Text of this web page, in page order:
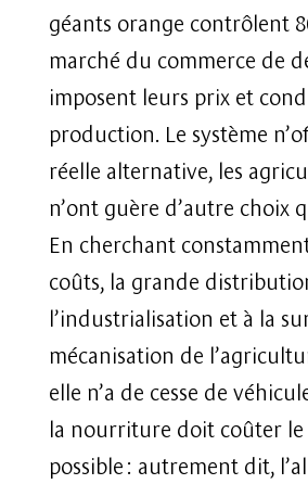
géants orange contrôlent
marché du commerce de
imposent leurs prix et
production. Le système
réelle alternative, les
n’ont guère d’autre choix
En cherchant
coûts, la grande
l’industrialisation et à la
mécanisation de
elle n’a de cesse de
la nourriture doit coûter le
possible : autrement dit,